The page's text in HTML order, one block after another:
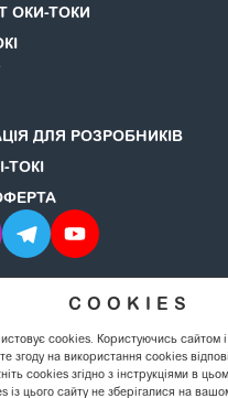
ОКИ-ТОКИ
ДЛЯ РОЗРОБНИКІВ
ТОКІ
ТОКІ. Всі права захищені.
COOKIES
cookies. Користуючись сайтом і
згоду на використання cookies
cookies згідно з інструкціями в
із цього сайту не зберігалися на